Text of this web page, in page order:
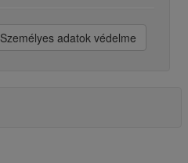
Személyes adatok védelme